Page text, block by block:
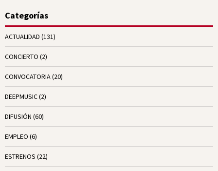
Categorías
ACTUALIDAD (131)
CONCIERTO (2)
CONVOCATORIA(20)
DEEPMUSIC(2)
DIFUSIÓN (60)
EMPLEO (6)
ESTRENOS (22)